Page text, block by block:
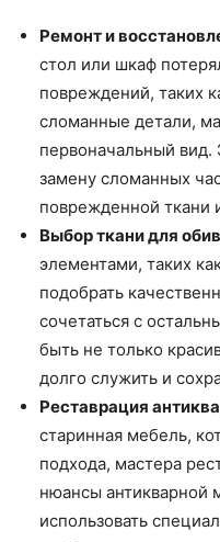
Ремонт и
стол или шкаф
повреждений, таких
сломанные детали,
первоначальный
замену сломанных
поврежденной ткани
Выбор ткани для
элементами, таких
подобрать
сочетаться с
быть не только
долго служить и
Реставрация
старинная мебель,
подхода, мастера
нюансы антикварной
использовать